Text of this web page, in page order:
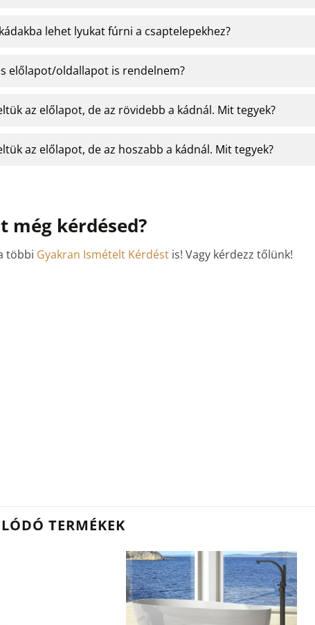
lehet lyukat fúrni a csaptelepekhez?
előlapot/oldallapot is rendelnem?
az előlapot, de az rövidebb a kádnál. Mit tegyek?
az előlapot, de az hoszabb a kádnál. Mit tegyek?
még kérdésed?
többi Gyakran Ismételt Kérdést is! Vagy kérdezz tőlünk!
TERMÉKEK